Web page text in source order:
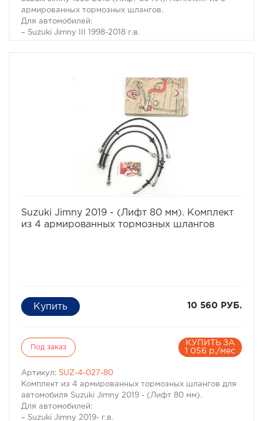
армированных тормозных шлангов.
Для автомобилей:
– Suzuki Jimny III 1998-2018 г.в.
Suzuki Jimny 2019 - (Лифт 80 мм). Комплект
из 4 армированных тормозных шлангов
10 560 РУБ.
Под заказ
КУПИТЬ ЗА
1 056 р./мес
Артикул: SUZ-4-027-80
Комплект из 4 армированных тормозных шлангов для
автомобиля Suzuki Jimny 2019 - (Лифт 80 мм).
Для автомобилей:
– Suzuki Jimny 2019- г.в.